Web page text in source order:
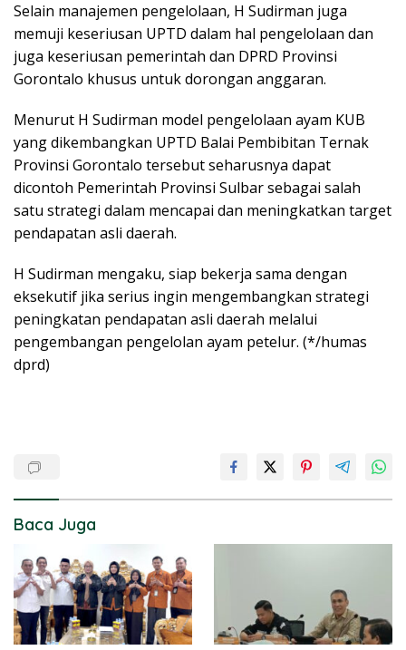
Selain manajemen pengelolaan, H Sudirman juga
memuji keseriusan UPTD dalam hal pengelolaan dan
juga keseriusan pemerintah dan DPRD Provinsi
Gorontalo khusus untuk dorongan anggaran.
Menurut H Sudirman model pengelolaan ayam KUB
yang dikembangkan UPTD Balai Pembibitan Ternak
Provinsi Gorontalo tersebut seharusnya dapat
dicontoh Pemerintah Provinsi Sulbar sebagai salah
satu strategi dalam mencapai dan meningkatkan target
pendapatan asli daerah.
H Sudirman mengaku, siap bekerja sama dengan
eksekutif jika serius ingin mengembangkan strategi
peningkatan pendapatan asli daerah melalui
pengembangan pengelolan ayam petelur. (*/humas
dprd)
Baca Juga